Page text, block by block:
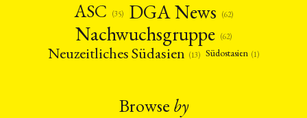
ASC
(35) DGA News (62)
Nachwuchsgruppe (62)
Neuzeitliches Südasien (13) Südostasien (1)
Browse by